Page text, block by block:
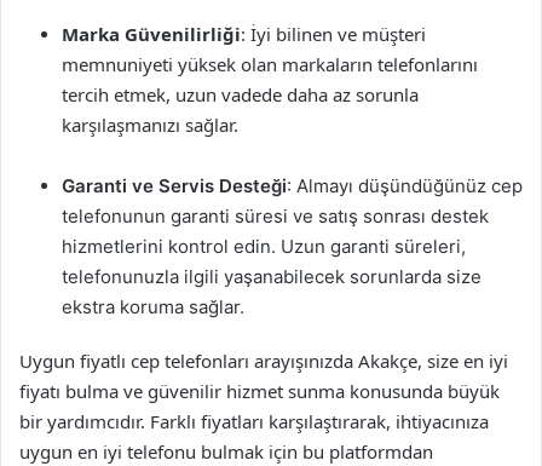
Marka Güvenilirliği: İyi bilinen ve müşteri
memnuniyeti yüksek olan markaların telefonlarını
tercih etmek, uzun vadede daha az sorunla
karşılaşmanızı sağlar.
Garanti ve Servis Desteği: Almayı düşündüğünüz cep
telefonunun garanti süresi ve satış sonrası destek
hizmetlerini kontrol edin. Uzun garanti süreleri,
telefonunuzla ilgili yaşanabilecek sorunlarda size
ekstra koruma sağlar.
Uygun fiyatlı cep telefonları arayışınızda Akakçe, size en iyi
fiyatı bulma ve güvenilir hizmet sunma konusunda büyük
bir yardımcıdır. Farklı fiyatları karşılaştırarak, ihtiyacınıza
uygun en iyi telefonu bulmak için bu platformdan